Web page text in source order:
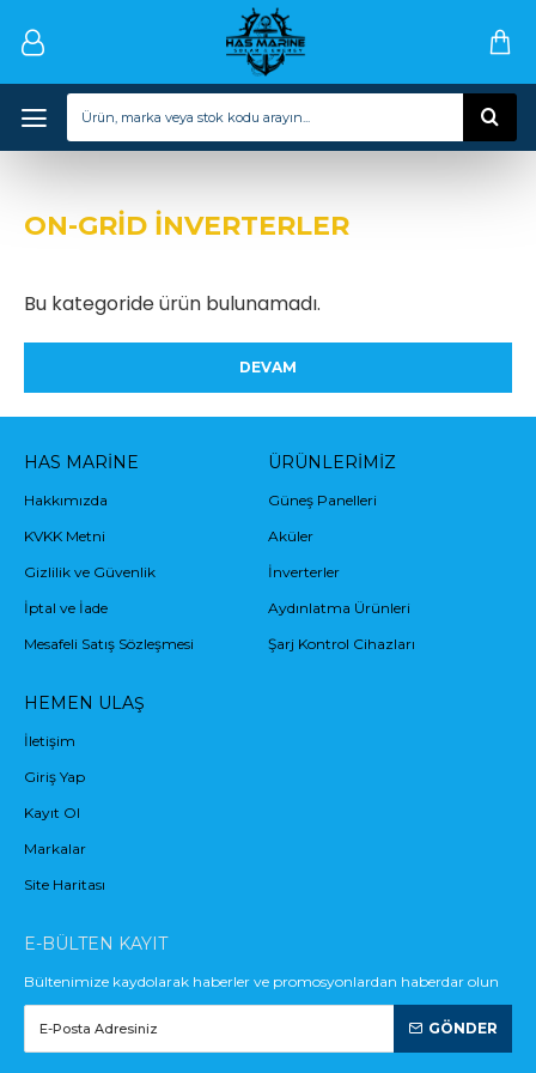
ON-GRİD İNVERTERLER
Bu kategoride ürün bulunamadı.
DEVAM
HAS MARINE
Hakkımızda
KVKK Metni
Gizlilik ve Güvenlik
İptal ve İade
Mesafeli Satış Sözleşmesi
ÜRÜNLERIMIZ
Güneş Panelleri
Aküler
İnverterler
Aydınlatma Ürünleri
Şarj Kontrol Cihazları
HEMEN ULAŞ
İletişim
Giriş Yap
Kayıt Ol
Markalar
Site Haritası
E-BÜLTEN KAYIT
Bültenimize kaydolarak haberler ve promosyonlardan haberdar olun
GÖNDER